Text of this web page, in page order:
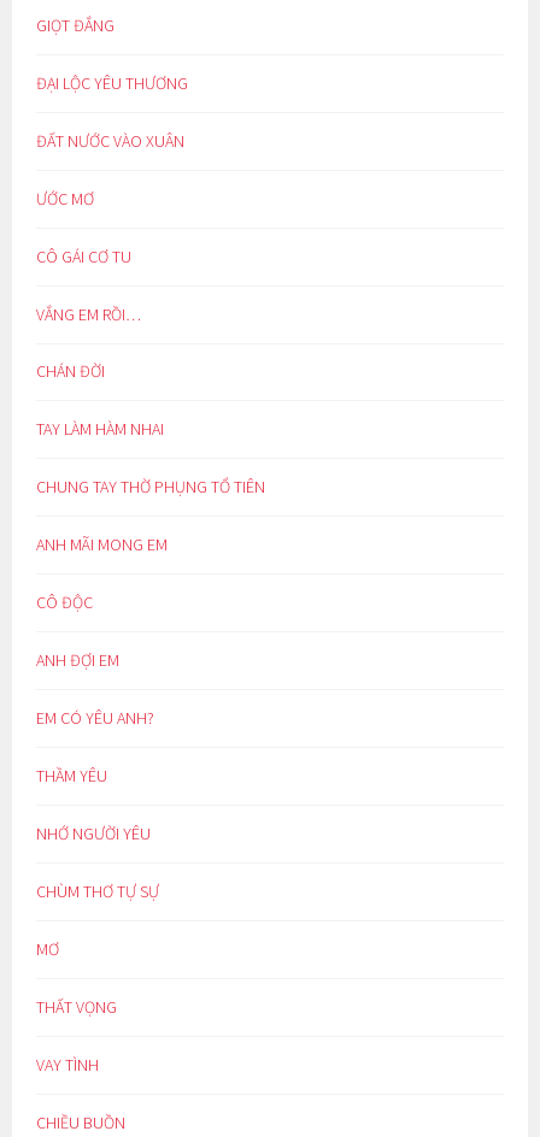
GIỌT ĐẮNG
ĐẠI LỘC YÊU THƯƠNG
ĐẤT NƯỚC VÀO XUÂN
ƯỚC MƠ
CÔ GÁI CƠ TU
VẮNG EM RỒI…
CHÁN ĐỜI
TAY LÀM HÀM NHAI
CHUNG TAY THỜ PHỤNG TỔ TIÊN
ANH MÃI MONG EM
CÔ ĐỘC
ANH ĐỢI EM
EM CÓ YÊU ANH?
THẦM YÊU
NHỚ NGƯỜI YÊU
CHÙM THƠ TỰ SỰ
MƠ
THẤT VỌNG
VAY TÌNH
CHIỀU BUỒN